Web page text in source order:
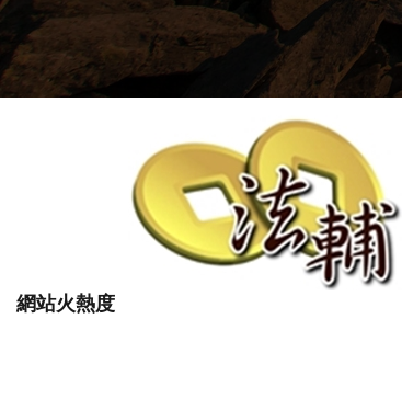
網站火熱度